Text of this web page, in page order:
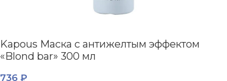
Kapous Маска с антижелтым эффектом
«Blond bar» 300 мл
736 ₽